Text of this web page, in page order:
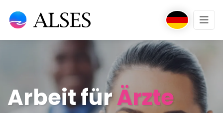
Arbeit fürÄrzte